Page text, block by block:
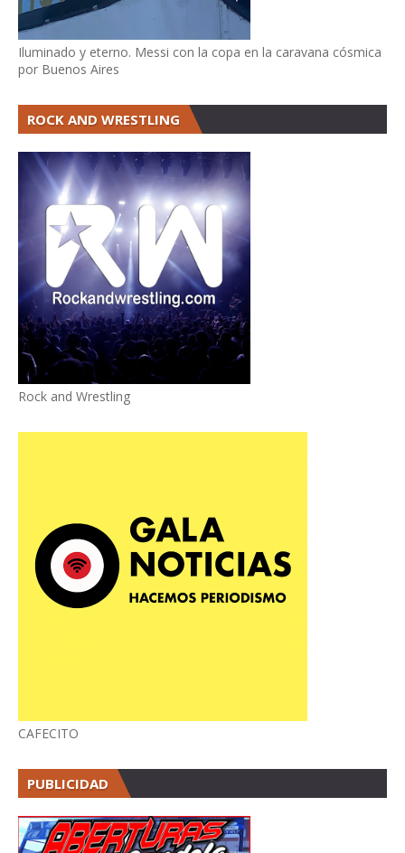
Iluminado y eterno. Messi con la copa en la caravana cósmica
por Buenos Aires
ROCK AND WRESTLING
Rock and Wrestling
CAFECITO
PUBLICIDAD